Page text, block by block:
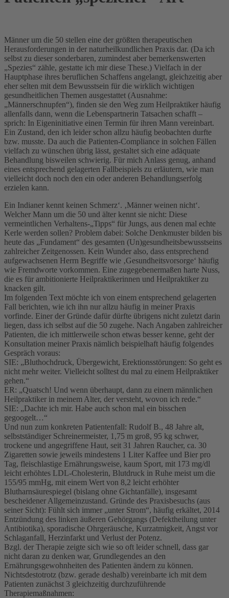
Männer um die 50 stellen eine der größten therapeutischen
Herausforderungen in der naturheilkundlichen Praxis dar. (Da ich
selbst zu dieser sonderbaren, zumindest aber bemerkenswerten
„Spezies“ zähle, gestatte ich mir diese These.) Vielfach in der
Hauptphase ihres beruflichen Schaffens angelangt, gleichzeitig aber
eher selten mit dem Bewusstsein für die wirklich wichtigen
gesundheitlichen Themen ausgestattet (Ausnahme:
„Männerschnupfen“), finden sie den Weg zum Heilpraktiker häufig
allenfalls dann, wenn die Lebenspartnerin Tatsachen schafft –
sprich: In Eigeninitiative einen Termin für ihren Mann vereinbart.
Ein Zustand, den ich leider schon allzu häufig beobachten durfte
bzw. musste. Da auch die Patienten-Compliance in solchen Fällen
vielfach zu wünschen übrig lässt, gestaltet sich eine adäquate
Behandlung bisweilen schwierig. Für mich Anlass genug, anhand
eines entsprechend gelagerten Fallbeispiels zu erläutern, wie man
vielleicht doch noch den ein oder anderen Behandlungserfolg
erzielen kann.
Ein Indianer kennt keinen Schmerz‘. ‚Männer weinen nicht‘.
Welcher Mann um die 50 und älter kennt sie nicht: Diese
vermeintlichen Verhaltens-„Tipps“ für Jungs, aus denen mal echte
Kerle werden sollen? Problem dabei: Solche Denkmuster bilden bis
heute das „Fundament“ des gesamten (Un)gesundheitsbewusstseins
zahlreicher Zeitgenossen. Kein Wunder also, dass entsprechend
aufgewachsenen Herrn Begriffe wie ‚Gesundheitsvorsorge‘ häufig
wie Fremdworte vorkommen. Eine zugegebenermaßen harte Nuss,
die es für ambitionierte Heilpraktikerinnen und Heilpraktiker zu
knacken gilt.
Im folgenden Text möchte ich von einem entsprechend gelagerten
Fall berichten, wie ich ihn nur allzu häufig in meiner Praxis
vorfinde. Einer der Gründe dafür dürfte übrigens nicht zuletzt darin
liegen, dass ich selbst auf die 50 zugehe. Nach Angaben zahlreicher
Patienten, die ich mittlerweile schon etwas besser kenne, geht der
Konsultation meiner Praxis nämlich beispielhaft häufig folgendes
Gespräch voraus:
SIE: „Bluthochdruck, Übergewicht, Erektionsstörungen: So geht es
nicht mehr weiter. Vielleicht solltest du mal zu einem Heilpraktiker
gehen.“
ER: „Quatsch! Und wenn überhaupt, dann zu einem männlichen
Heilpraktiker in meinem Alter, der versteht, wovon ich rede.“
SIE: „Dachte ich mir. Habe auch schon mal ein bisschen
gegoogelt…“
Und nun zum konkreten Patientenfall: Rudolf B., 48 Jahre alt,
selbstständiger Schreinermeister, 1,75 m groß, 95 kg schwer,
trockene und angegriffene Haut, seit 31 Jahren Raucher, ca. 30
Zigaretten sowie jeweils mindestens 1 Liter Kaffee und Bier pro
Tag, fleischlastige Ernährungsweise, kaum Sport, mit 173 mg/dl
leicht erhöhtes LDL-Cholesterin, Blutdruck in Ruhe meist um die
155/95 mmHg, mit einem Wert von 8,2 leicht erhöhter
Blutharnsäurespiegel (bislang ohne Gichtanfälle), insgesamt
bescheidener Allgemeinzustand. Gründe des Praxisbesuchs (aus
seiner Sicht): Fühlt sich immer „unter Strom“, häufig erkältet, 2014
Entzündung des linken äußeren Gehörgangs (Defektheilung unter
Antibiotika), sporadische Ohrgeräusche, Kurzatmigkeit, Angst vor
Schlaganfall, Herzinfarkt und Verlust der Potenz.
Bzgl. der Therapie zeigte sich wie so oft leider schnell, dass gar
nicht daran zu denken war, Grundlegendes an den
Ernährungsgewohnheiten des Patienten ändern zu können.
Nichtsdestotrotz (bzw. gerade deshalb) vereinbarte ich mit dem
Patienten zunächst 3 gleichzeitig durchzuführende
Therapiemaßnahmen: